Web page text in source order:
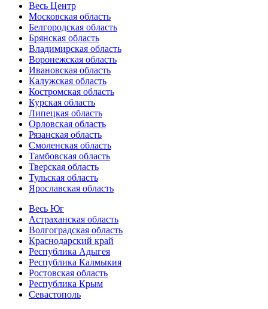
Весь Центр
Московская область
Белгородская область
Брянская область
Владимирская область
Воронежская область
Ивановская область
Калужская область
Костромская область
Курская область
Липецкая область
Орловская область
Рязанская область
Смоленская область
Тамбовская область
Тверская область
Тульская область
Ярославская область
Весь Юг
Астраханская область
Волгоградская область
Краснодарский край
Республика Адыгея
Республика Калмыкия
Ростовская область
Республика Крым
Севастополь